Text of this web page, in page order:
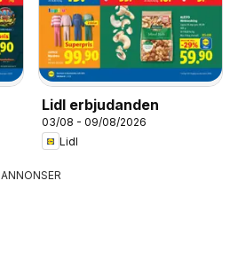
Lidl erbjudanden
03/08 - 09/08/2026
Lidl
ANNONSER